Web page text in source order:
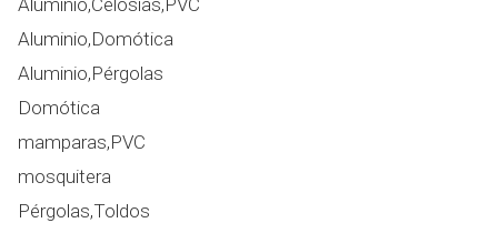
Aluminio,Domótica
Aluminio,Pérgolas
Domótica
mamparas,PVC
mosquitera
Pérgolas,Toldos